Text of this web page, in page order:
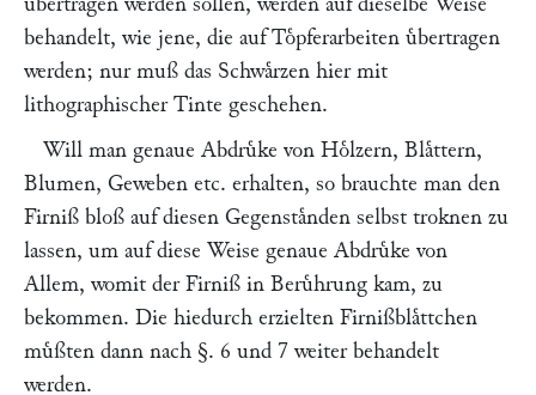
behandelt, wie jene, die auf Toͤpferarbeiten uͤbertragen
werden; nur muß das Schwaͤrzen hier mit
lithographischer Tinte geschehen.
Will man genaue Abdruͤke von Hoͤlzern, Blaͤttern,
Blumen, Geweben etc. erhalten, so brauchte man den
Firniß bloß auf diesen Gegenstaͤnden selbst troknen zu
lassen, um auf diese Weise genaue Abdruͤke von
Allem, womit der Firniß in Beruͤhrung kam, zu
bekommen. Die hiedurch erzielten Firnißblaͤttchen
muͤßten dann nach §. 6 und 7 weiter behandelt
werden.